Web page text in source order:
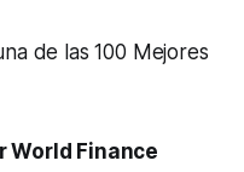
de las 100 Mejores
World Finance